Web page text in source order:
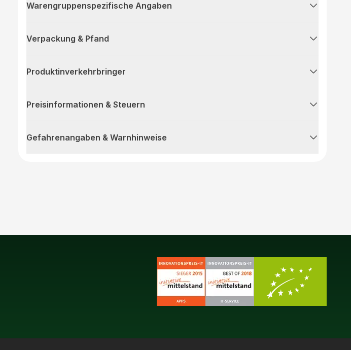
Warengruppenspezifische Angaben
Verpackung & Pfand
Produktinverkehrbringer
Preisinformationen & Steuern
Gefahrenangaben & Warnhinweise